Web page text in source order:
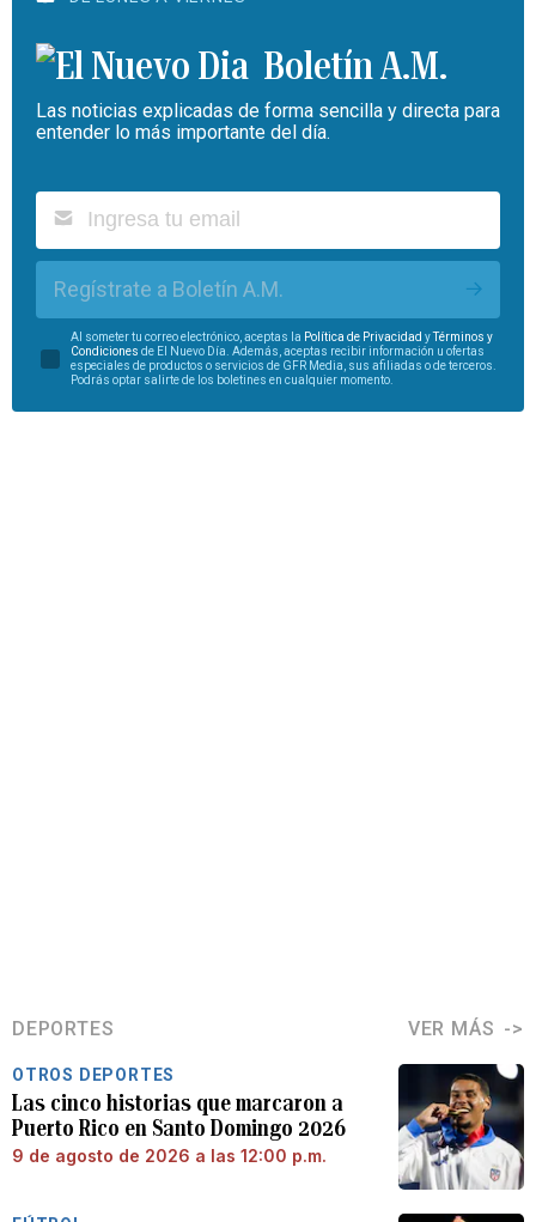
Boletín A.M.
Las noticias explicadas de forma sencilla y directa para
entender lo más importante del día.
Regístrate a Boletín A.M.
Al someter tu correo electrónico, aceptas la Política de Privacidad yTérminos y
Condiciones de El Nuevo Día. Además, aceptas recibir información u ofertas
especiales de productos o servicios de GFR Media, sus afiliadas o de terceros.
Podrás optar salirte de los boletines en cualquier momento.
DEPORTES VER MÁS
OTROS DEPORTES
Las cinco historias que marcaron a
Puerto Rico en Santo Domingo 2026
9 de agosto de 2026 a las 12:00 p.m.